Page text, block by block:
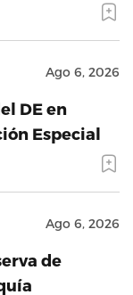
Ago 6, 2026
DE en
Especial
Ago 6, 2026
de